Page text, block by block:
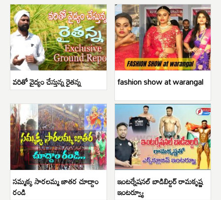
వరితో వైద్యం చేస్తున్న రైతన్న fashion show at warangal
సమ్మక్క సారలమ్మ జాతర చూద్దాం
రండి
ఇంటర్నేషనల్ బాడిబిల్డర్ రామకృష్ణ
ఇంటర్వ్యూ